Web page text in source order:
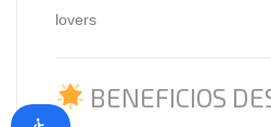
lovers
BENEFICIOS